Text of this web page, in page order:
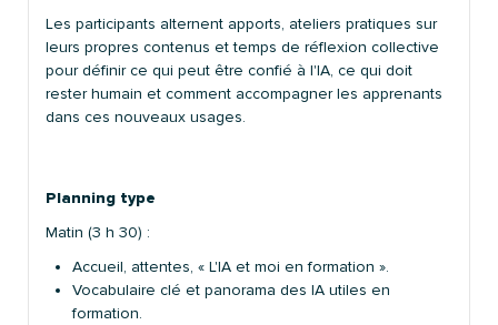
Les participants alternent apports, ateliers pratiques sur
leurs propres contenus et temps de réflexion collective
pour définir ce qui peut être confié à l'IA, ce qui doit
rester humain et comment accompagner les apprenants
dans ces nouveaux usages.
Planning type
Matin (3 h 30) :
Accueil, attentes, « L'IA et moi en formation ».
Vocabulaire clé et panorama des IA utiles en
formation.